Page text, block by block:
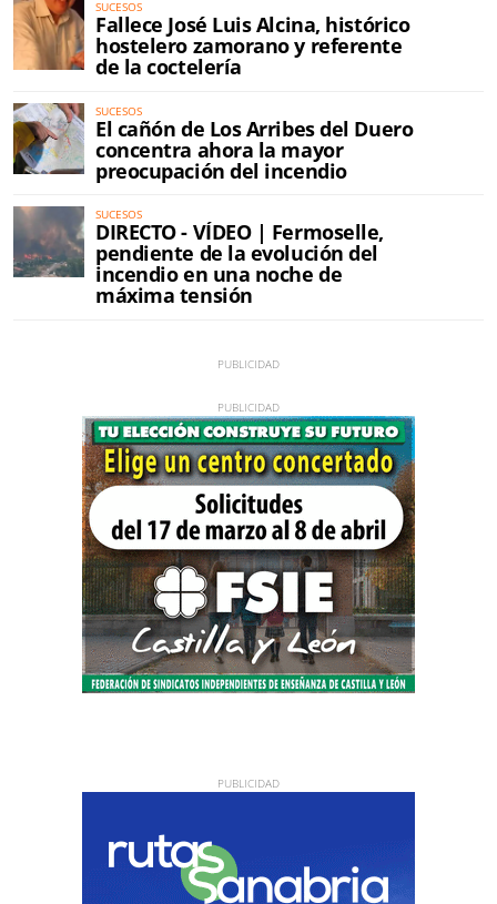
SUCESOS
Fallece José Luis Alcina, histórico
hostelero zamorano y referente
de la coctelería
SUCESOS
El cañón de Los Arribes del Duero
concentra ahora la mayor
preocupación del incendio
SUCESOS
DIRECTO - VÍDEO | Fermoselle,
pendiente de la evolución del
incendio en una noche de
máxima tensión